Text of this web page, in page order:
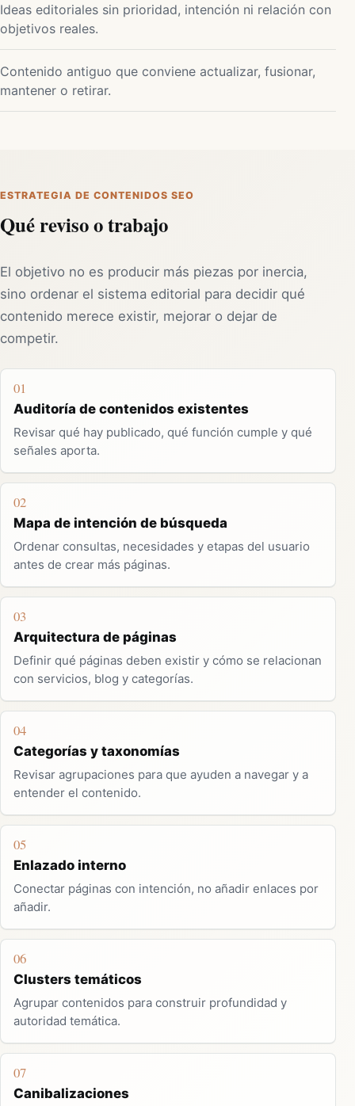
Ideas editoriales sin prioridad, intención ni relación con
objetivos reales.
Contenido antiguo que conviene actualizar, fusionar,
mantener o retirar.
ESTRATEGIA DE CONTENIDOS SEO
Qué reviso o trabajo
El objetivo no es producir más piezas por inercia,
sino ordenar el sistema editorial para decidir qué
contenido merece existir, mejorar o dejar de
competir.
01
Auditoría de contenidos existentes
Revisar qué hay publicado, qué función cumple y qué
señales aporta.
02
Mapa de intención de búsqueda
Ordenar consultas, necesidades y etapas del usuario
antes de crear más páginas.
03
Arquitectura de páginas
Definir qué páginas deben existir y cómo se relacionan
con servicios, blog y categorías.
04
Categorías y taxonomías
Revisar agrupaciones para que ayuden a navegar y a
entender el contenido.
05
Enlazado interno
Conectar páginas con intención, no añadir enlaces por
añadir.
06
Clusters temáticos
Agrupar contenidos para construir profundidad y
autoridad temática.
07
Canibalizaciones